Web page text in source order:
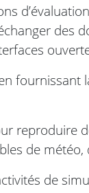
des
fournissant
reproduire
de météo,
de